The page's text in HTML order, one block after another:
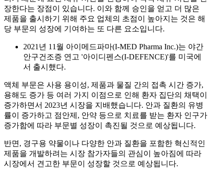
장한다는 장점이 있습니다. 이와 함께 승인을 얻고 더 많은
제품을 출시하기 위해 주요 업체의 초점이 높아지는 것은 해
당 부문의 성장에 기여하는 또 다른 요소입니다.
2021년 11월 아이메드파마(I-MED Pharma Inc.)는 야간
안구건조증 연고 '아이디펜스(I-DEFENCE)'를 미국에
서 출시했다.
액체 부문은 사용 용이성, 제품과 물질 간의 접촉 시간 증가,
용해도 증가 등 여러 가지 이점으로 인해 환자 집단의 채택이
증가하면서 2023년 시장을 지배했습니다. 안과 질환의 유병
률이 증가하고 점안제, 안약 등으로 치료를 받는 환자 인구가
증가함에 따라 부문별 성장이 촉진될 것으로 예상됩니다.
반면, 경구용 약물이나 다양한 안과 질환을 포함한 혁신적인
제품을 개발하려는 시장 참가자들의 관심이 높아짐에 따라
시장에서 견고한 부문이 성장할 것으로 예상됩니다.